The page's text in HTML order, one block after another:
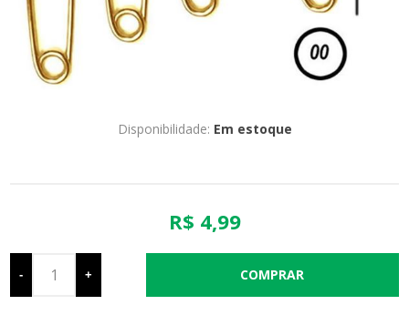
Disponibilidade: Em estoque
R$ 4,99
- +